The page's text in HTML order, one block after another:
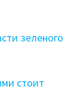
зеленого
стоит